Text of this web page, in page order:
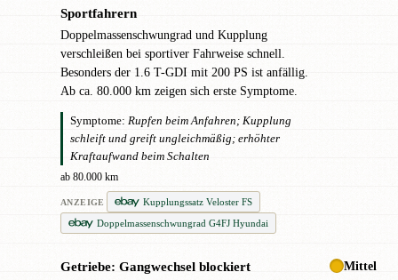
Sportfahrern
Doppelmassenschwungrad und Kupplung
verschleißen bei sportiver Fahrweise schnell.
Besonders der 1.6 T-GDI mit 200 PS ist anfällig.
Ab ca. 80.000 km zeigen sich erste Symptome.
Symptome: Rupfen beim Anfahren; Kupplung
schleift und greift ungleichmäßig; erhöhter
Kraftaufwand beim Schalten
ab 80.000 km
ANZEIGE
Kupplungssatz Veloster FS
Doppelmassenschwungrad G4FJ Hyundai
Getriebe: Gangwechsel blockiert Mittel